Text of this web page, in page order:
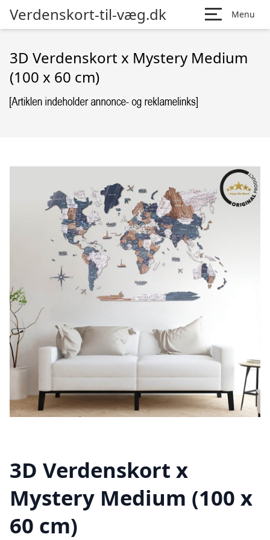
Verdenskort-til-væg.dk Menu
3D Verdenskort x Mystery Medium
(100 x 60 cm)
3D Verdenskort x
Mystery Medium (100 x
60 cm)